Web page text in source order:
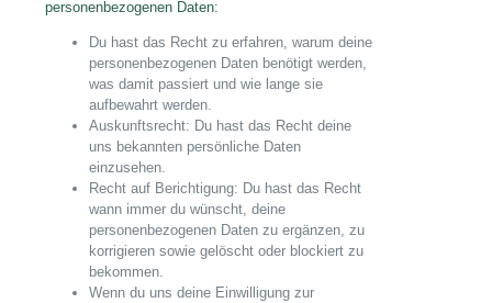
personenbezogenen Daten:
Du hast das Recht zu erfahren, warum deine
personenbezogenen Daten benötigt werden,
was damit passiert und wie lange sie
aufbewahrt werden.
Auskunftsrecht: Du hast das Recht deine
uns bekannten persönliche Daten
einzusehen.
Recht auf Berichtigung: Du hast das Recht
wann immer du wünscht, deine
personenbezogenen Daten zu ergänzen, zu
korrigieren sowie gelöscht oder blockiert zu
bekommen.
Wenn du uns deine Einwilligung zur